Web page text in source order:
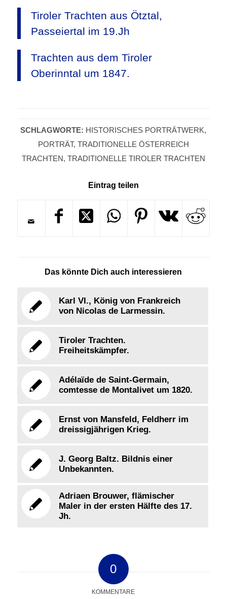
Tiroler Trachten aus Ötztal,
Passeiertal im 19.Jh
Trachten aus dem Tiroler
Oberinntal um 1847.
SCHLAGWORTE: HISTORISCHES PORTRÄTWERK,
PORTRÄT, TRADITIONELLE ÖSTERREICH
TRACHTEN, TRADITIONELLE TIROLER TRACHTEN
Eintrag teilen
Das könnte Dich auch interessieren
Karl VI., König von Frankreich
von Nicolas de Larmessin.
Tiroler Trachten.
Freiheitskämpfer.
Adélaïde de Saint-Germain,
comtesse de Montalivet um 1820.
Ernst von Mansfeld, Feldherr im
dreissigjährigen Krieg.
J. Georg Baltz. Bildnis einer
Unbekannten.
Adriaen Brouwer, flämischer
Maler in der ersten Hälfte des 17.
Jh.
0
KOMMENTARE